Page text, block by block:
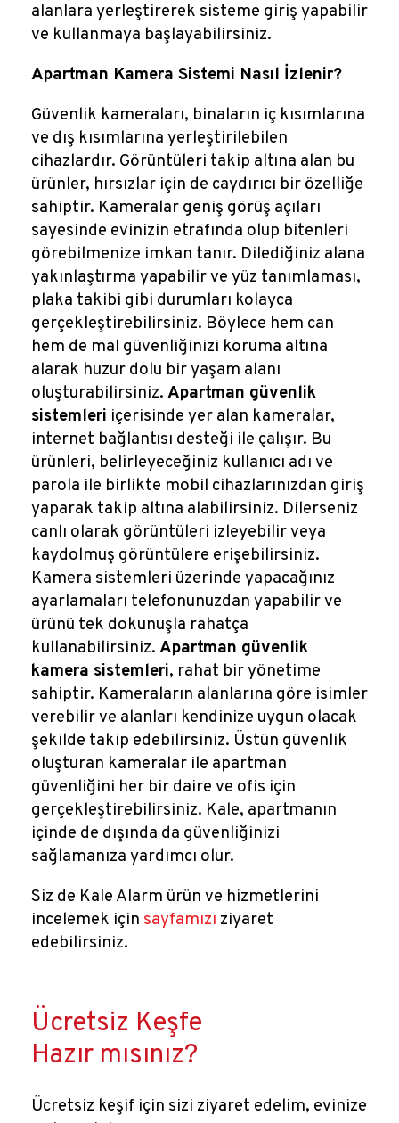
alanlara yerleştirerek sisteme giriş yapabilir
ve kullanmaya başlayabilirsiniz.
Apartman Kamera Sistemi Nasıl İzlenir?
Güvenlik kameraları, binaların iç kısımlarına
ve dış kısımlarına yerleştirilebilen
cihazlardır. Görüntüleri takip altına alan bu
ürünler, hırsızlar için de caydırıcı bir özelliğe
sahiptir. Kameralar geniş görüş açıları
sayesinde evinizin etrafında olup bitenleri
görebilmenize imkan tanır. Dilediğiniz alana
yakınlaştırma yapabilir ve yüz tanımlaması,
plaka takibi gibi durumları kolayca
gerçekleştirebilirsiniz. Böylece hem can
hem de mal güvenliğinizi koruma altına
alarak huzur dolu bir yaşam alanı
oluşturabilirsiniz. Apartman güvenlik
sistemleri içerisinde yer alan kameralar,
internet bağlantısı desteği ile çalışır. Bu
ürünleri, belirleyeceğiniz kullanıcı adı ve
parola ile birlikte mobil cihazlarınızdan giriş
yaparak takip altına alabilirsiniz. Dilerseniz
canlı olarak görüntüleri izleyebilir veya
kaydolmuş görüntülere erişebilirsiniz.
Kamera sistemleri üzerinde yapacağınız
ayarlamaları telefonunuzdan yapabilir ve
ürünü tek dokunuşla rahatça
kullanabilirsiniz. Apartman güvenlik
kamera sistemleri, rahat bir yönetime
sahiptir. Kameraların alanlarına göre isimler
verebilir ve alanları kendinize uygun olacak
şekilde takip edebilirsiniz. Üstün güvenlik
oluşturan kameralar ile apartman
güvenliğini her bir daire ve ofis için
gerçekleştirebilirsiniz. Kale, apartmanın
içinde de dışında da güvenliğinizi
sağlamanıza yardımcı olur.
Siz de Kale Alarm ürün ve hizmetlerini
incelemek için sayfamızı ziyaret
edebilirsiniz.
Ücretsiz Keşfe
Hazır mısınız?
Ücretsiz keşif için sizi ziyaret edelim, evinize